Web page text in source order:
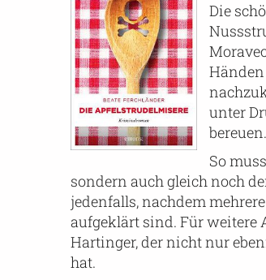
Die
unter
bereuen.
So
sondern auch gleich noch
jedenfalls, nachdem
aufgeklärt sind. Für weitere
Hartinger, der nicht nur
hat.